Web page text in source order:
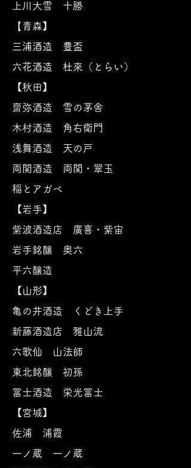
上川大雪 十勝
【青森】
三浦酒造 豊盃
六花酒造 杜來（とらい）
【秋田】
齋弥酒造 雪の茅舎
木村酒造 角右衛門
浅舞酒造 天の戸
両関酒造 両関・翠玉
​稲とアガベ
【岩手】
紫波酒造店 廣喜・紫宙
岩手銘醸 奥六
平六醸造
【山形】
亀の井酒造 くどき上手
新藤酒造店 雅山流
六歌仙 山法師
東北銘醸 初孫
冨士酒造 栄光冨士
【宮城】
佐浦 浦霞
一ノ蔵 一ノ蔵